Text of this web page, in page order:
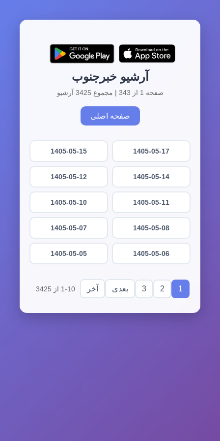
آرشیو خبرجنوب
صفحه 1 از 343 | مجموع 3425 آرشیو
صفحه اصلی
1405-05-17
1405-05-15
1405-05-14
1405-05-12
1405-05-11
1405-05-10
1405-05-08
1405-05-07
1405-05-06
1405-05-05
1
2
3 بعدی آخر 1-10 از 3425